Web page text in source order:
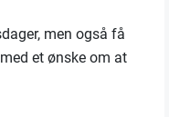
men også få
et ønske om at